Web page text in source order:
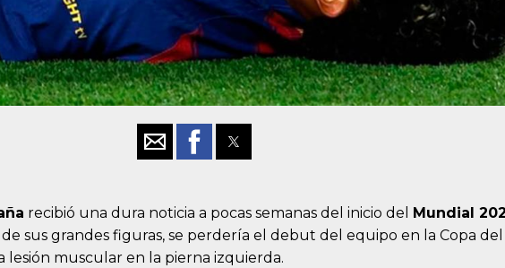
recibió una dura noticia a pocas semanas del inicio del Mundial
de sus grandes figuras, se perdería el debut del equipo en la Copa del
lesión muscular en la pierna izquierda.